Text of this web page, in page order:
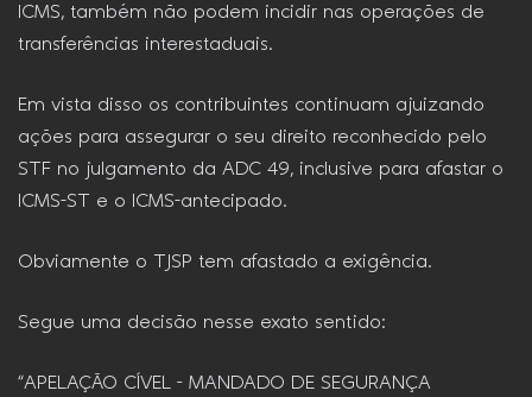
ICMS, também não podem incidir nas operações de
transferências interestaduais.
Em vista disso os contribuintes continuam ajuizando
ações para assegurar o seu direito reconhecido pelo
STF no julgamento da ADC 49, inclusive para afastar o
ICMS-ST e o ICMS-antecipado.
Obviamente o TJSP tem afastado a exigência.
Segue uma decisão nesse exato sentido:
“APELAÇÃO CÍVEL – MANDADO DE SEGURANÇA